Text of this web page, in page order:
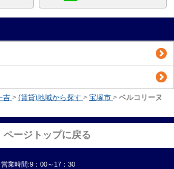
吉 > (賃貸)地域から探す > 宝塚市 > ベルコリーヌ
ページトップに戻る
営業時間:9：00～17：30